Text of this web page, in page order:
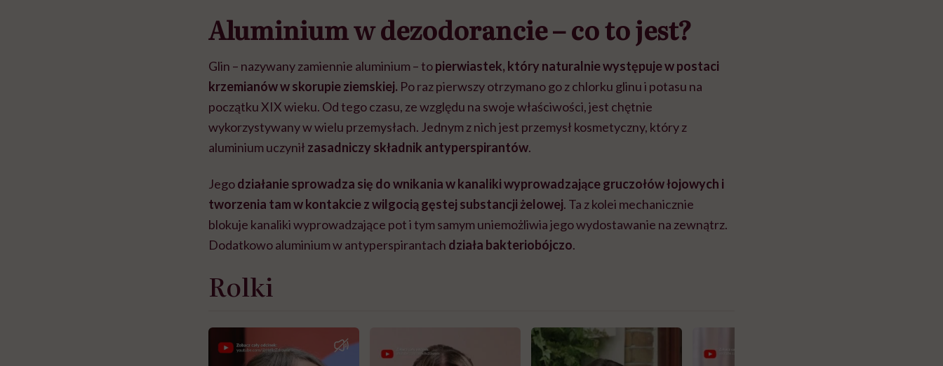
Aluminium w dezodorancie – co to jest?
Glin – nazywany zamiennie aluminium – topierwiastek, który naturalnie występuje w postaci
krzemianów w skorupie ziemskiej. Po raz pierwszy otrzymano go z chlorku glinu i potasu na
początku XIX wieku. Od tego czasu, ze względu na swoje właściwości, jest chętnie
wykorzystywany w wielu przemysłach. Jednym z nich jest przemysł kosmetyczny, który z
aluminium uczynił zasadniczy składnik antyperspirantów.
Jegodziałanie sprowadza się do wnikania w kanaliki wyprowadzające gruczołów łojowych i
tworzenia tam w kontakcie z wilgocią gęstej substancji żelowej. Ta z kolei mechanicznie
blokuje kanaliki wyprowadzające pot i tym samym uniemożliwia jego wydostawanie na zewnątrz.
Dodatkowo aluminium w antyperspirantach działa bakteriobójczo.
Rolki